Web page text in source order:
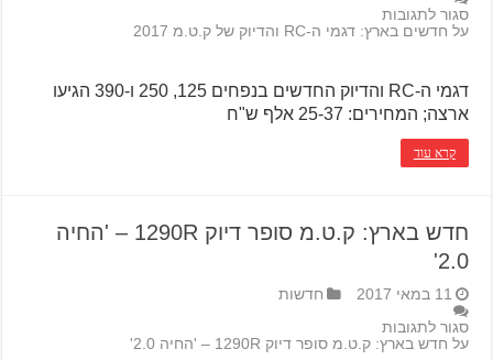
סגור לתגובות
על חדשים בארץ: דגמי ה-RC והדיוק של ק.ט.מ 2017
דגמי ה-RC והדיוק החדשים בנפחים 125, 250 ו-390 הגיעו
ארצה; המחירים: 25-37 אלף ש"ח
קרא עוד
חדש בארץ: ק.ט.מ סופר דיוק 1290R – 'החיה
2.0'
11 במאי 2017
חדשות
סגור לתגובות
על חדש בארץ: ק.ט.מ סופר דיוק 1290R – 'החיה 2.0'